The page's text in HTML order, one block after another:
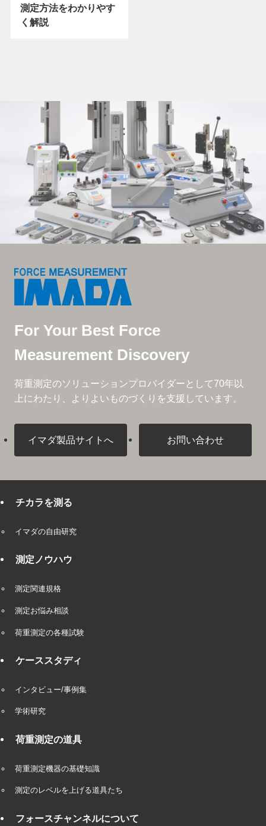
測定方法をわかりやす
く解説
For Your Best Force
Measurement Discovery
荷重測定のソリューションプロバイダーとして70年以
上にわたり、よりよいものづくりを支援しています。
イマダ製品サイトへ お問い合わせ
チカラを測る
イマダの自由研究
測定ノウハウ
測定関連規格
測定お悩み相談
荷重測定の各種試験
ケーススタディ
インタビュー/事例集
学術研究
荷重測定の道具
荷重測定機器の基礎知識
測定のレベルを上げる道具たち
フォースチャンネルについて